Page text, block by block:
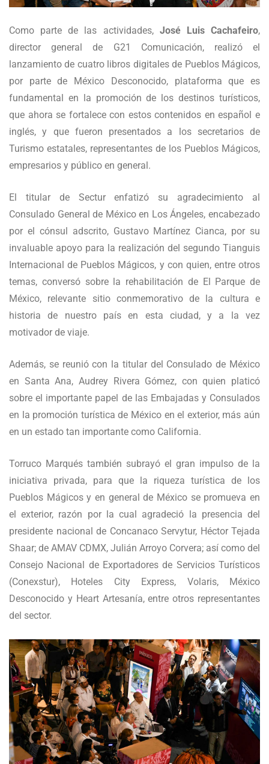
Como parte de las actividades, José Luis Cachafeiro,
director general de G21 Comunicación, realizó el
lanzamiento de cuatro libros digitales de Pueblos Mágicos,
por parte de México Desconocido, plataforma que es
fundamental en la promoción de los destinos turísticos,
que ahora se fortalece con estos contenidos en español e
inglés, y que fueron presentados a los secretarios de
Turismo estatales, representantes de los Pueblos Mágicos,
empresarios y público en general.
El titular de Sectur enfatizó su agradecimiento al
Consulado General de México en Los Ángeles, encabezado
por el cónsul adscrito, Gustavo Martínez Cianca, por su
invaluable apoyo para la realización del segundo Tianguis
Internacional de Pueblos Mágicos, y con quien, entre otros
temas, conversó sobre la rehabilitación de El Parque de
México, relevante sitio conmemorativo de la cultura e
historia de nuestro país en esta ciudad, y a la vez
motivador de viaje.
Además, se reunió con la titular del Consulado de México
en Santa Ana, Audrey Rivera Gómez, con quien platicó
sobre el importante papel de las Embajadas y Consulados
en la promoción turística de México en el exterior, más aún
en un estado tan importante como California.
Torruco Marqués también subrayó el gran impulso de la
iniciativa privada, para que la riqueza turística de los
Pueblos Mágicos y en general de México se promueva en
el exterior, razón por la cual agradeció la presencia del
presidente nacional de Concanaco Servytur, Héctor Tejada
Shaar; de AMAV CDMX, Julián Arroyo Corvera; así como del
Consejo Nacional de Exportadores de Servicios Turísticos
(Conexstur), Hoteles City Express, Volaris, México
Desconocido y Heart Artesanía, entre otros representantes
del sector.